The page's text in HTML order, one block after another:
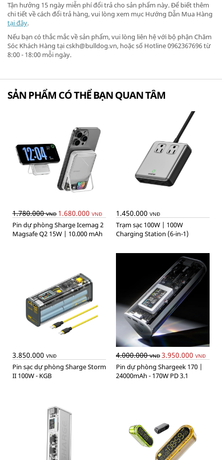
Tận hưởng 15 ngày miễn phí đổi trả cho sản phẩm này. Để biết thêm
chi tiết về cách đổi trả hàng, vui lòng xem mục Hướng Dẫn Mua Hàng
tại đây.
Nếu bạn có thắc mắc về sản phẩm, vui lòng liên hệ với bộ phận Chăm
Sóc Khách Hàng tại cskh@bulldog.vn, hoặc số Hotline 0962367696 từ
8:00 - 18:00 mỗi ngày.
SẢN PHẨM CÓ THỂ BẠN QUAN TÂM
1.780.000VNĐ 1.680.000 VNĐ
Pin dự phòng Sharge Icemag 2
Magsafe Q2 15W | 10.000 mAh
1.450.000 VNĐ
Trạm sạc 100W | 100W
Charging Station (6-in-1)
3.850.000 VNĐ
Pin sạc dự phòng Sharge Storm
II 100W - KGB
4.000.000VNĐ 3.950.000 VNĐ
Pin dự phòng Shargeek 170 |
24000mAh - 170W PD 3.1